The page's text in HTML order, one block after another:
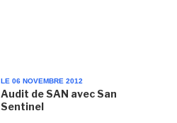
LE 06 NOVEMBRE 2012
Audit de SAN avec San
Sentinel